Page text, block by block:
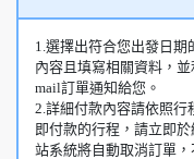
1.選擇出符合您出發日
內容且填寫相關資料，
mail訂單通知給您。
2.詳細付款內容請依照行
即付款的行程，請立即
站系統將自動取消訂單，